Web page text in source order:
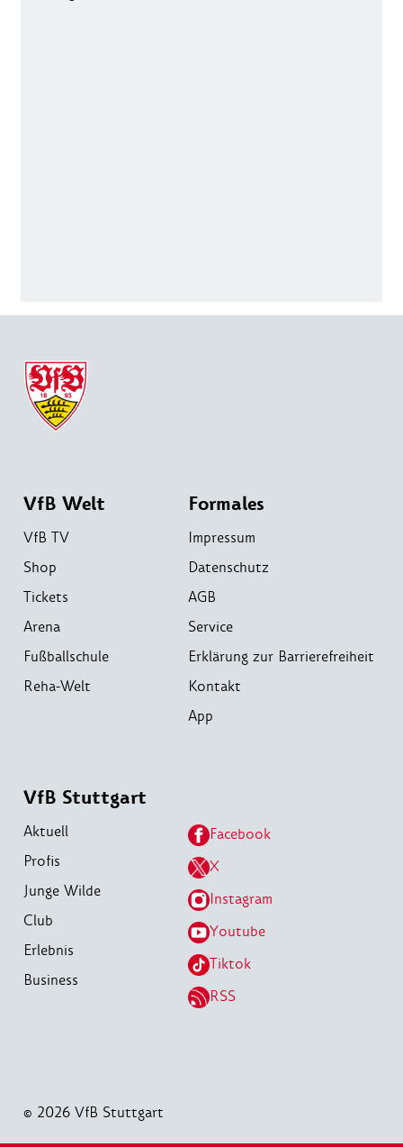
VfB Welt
VfB TV
Shop
Tickets
Arena
Fußballschule
Reha-Welt
Formales
Impressum
Datenschutz
AGB
Service
Erklärung zur Barrierefreiheit
Kontakt
App
VfB Stuttgart
Aktuell
Profis
Junge Wilde
Club
Erlebnis
Business
Facebook
X
Instagram
Youtube
Tiktok
RSS
© 2026 VfB Stuttgart